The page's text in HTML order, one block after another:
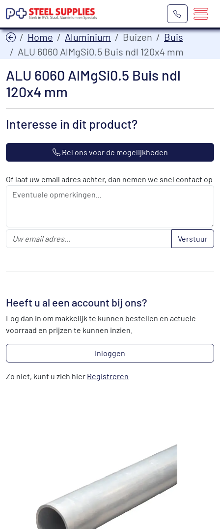
Home Aluminium Buizen
Buis
ALU 6060 AlMgSi0.5 Buis ndl 120x4 mm
ALU 6060 AlMgSi0.5 Buis ndl
120x4 mm
Interesse in dit product?
Bel ons voor de mogelijkheden
Of laat uw email adres achter, dan nemen we snel contact op
Verstuur
Heeft u al een account bij ons?
Log dan in om makkelijk te kunnen bestellen en actuele
voorraad en prijzen te kunnen inzien.
Inloggen
Zo niet, kunt u zich hier Registreren